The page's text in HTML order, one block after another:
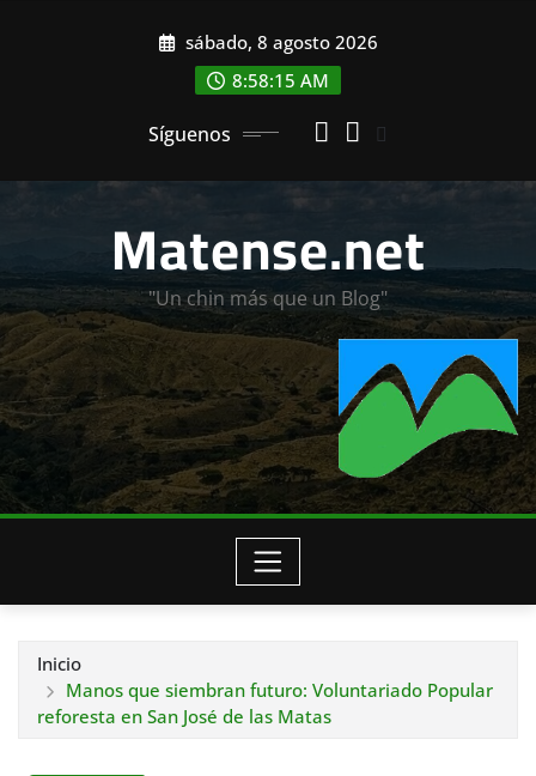
sábado, 8 agosto 2026
8:58:17 AM
Síguenos
Matense.net
"Un chin más que un Blog"
Inicio
Manos que siembran futuro: Voluntariado Popular
reforesta en San José de las Matas